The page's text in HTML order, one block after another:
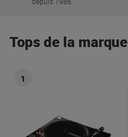
Tops de la marque
1